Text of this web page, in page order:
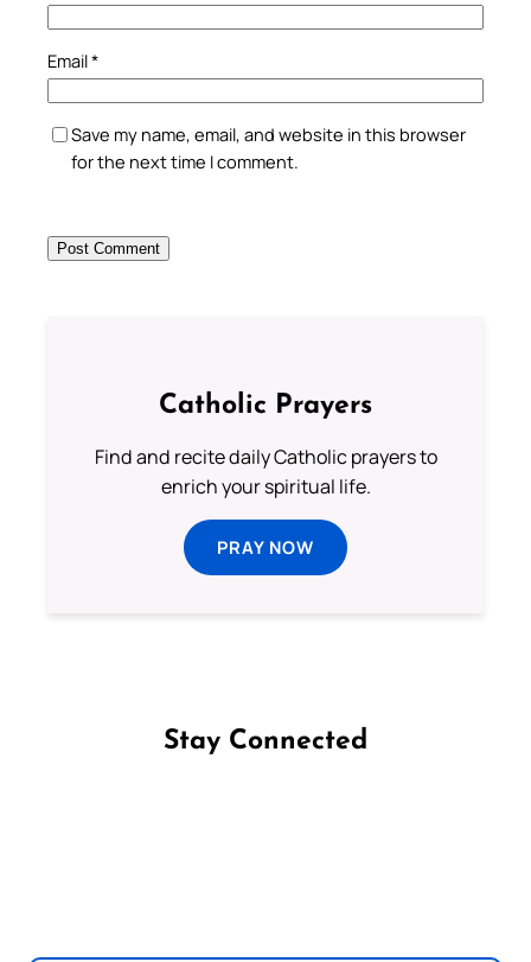
Email*
Save my name, email, and website in this browser
for the next time I comment.
Catholic Prayers
Find and recite daily Catholic prayers to
enrich your spiritual life.
PRAY NOW
Stay Connected